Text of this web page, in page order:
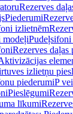
Rezerves
Piederumi
izlietnēm
modeļi
Rezerves daļas
izlietņu
piederumiP
Pieslēgumi
līkumi